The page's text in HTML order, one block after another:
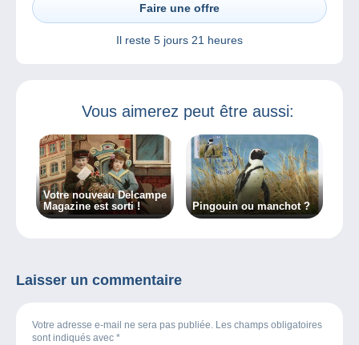
Faire une offre
Il reste 5 jours 21 heures
Vous aimerez peut être aussi:
Votre nouveau Delcampe
Magazine est sorti !
Pingouin ou manchot ?
Laisser un commentaire
Votre adresse e-mail ne sera pas publiée. Les champs obligatoires
sont indiqués avec *